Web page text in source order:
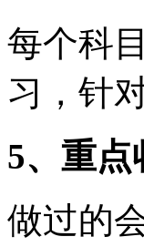
每个科
习，针
5、重点
做过的